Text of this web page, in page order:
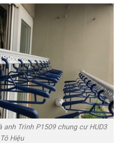
anh Trình P1509 chung cư HUD3
Tô Hiệu